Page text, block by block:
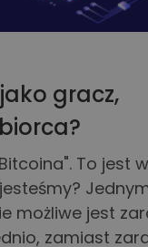
gracz,
To jest
możliwe jest
zamiast